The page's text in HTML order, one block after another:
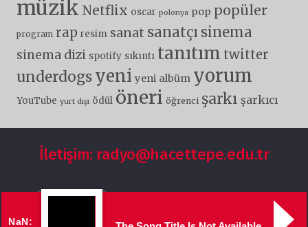
müzik Netflix oscar polonya pop popüler
program rap resim sanat sanatçı sinema
sinema dizi spotify sıkıntı tanıtım twitter
underdogsyeni yeni albüm yorum
YouTube yurt dışı ödül öneri öğrenci şarkı şarkıcı
İletişim: radyo@hacettepe.edu.tr
NaN: